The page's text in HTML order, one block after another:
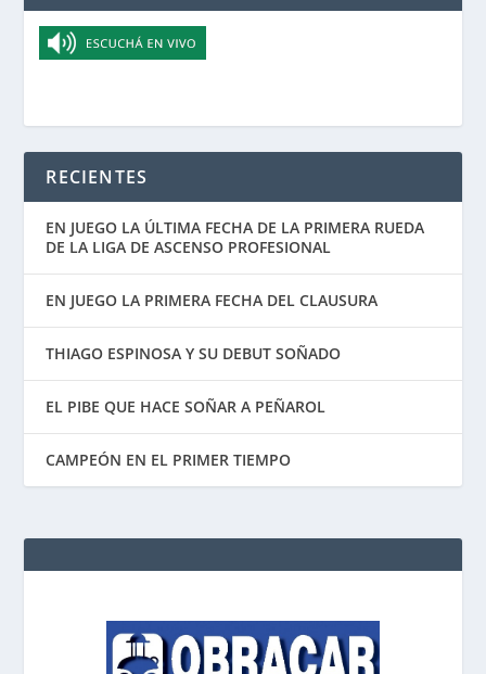
RECIENTES
EN JUEGO LA ÚLTIMA FECHA DE LA PRIMERA RUEDA
DE LA LIGA DE ASCENSO PROFESIONAL
EN JUEGO LA PRIMERA FECHA DEL CLAUSURA
THIAGO ESPINOSA Y SU DEBUT SOÑADO
EL PIBE QUE HACE SOÑAR A PEÑAROL
CAMPEÓN EN EL PRIMER TIEMPO